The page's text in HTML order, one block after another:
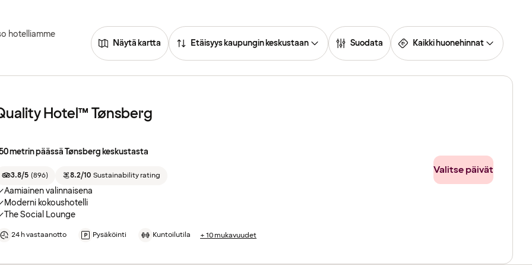
hotelliamme
Näytä kartta
Etäisyys kaupungin keskustaan Suodata Kaikki huonehinnat
Hotel™ Tønsberg
metrin päässä Tønsberg keskustasta
3.8/5 (896) 8.2/10 Sustainability rating
Aamiainen valinnaisena
Moderni kokoushotelli
The Social Lounge
24 h vastaanotto Pysäköinti Kuntoilutila + 10 mukavuudet
Valitse päivät